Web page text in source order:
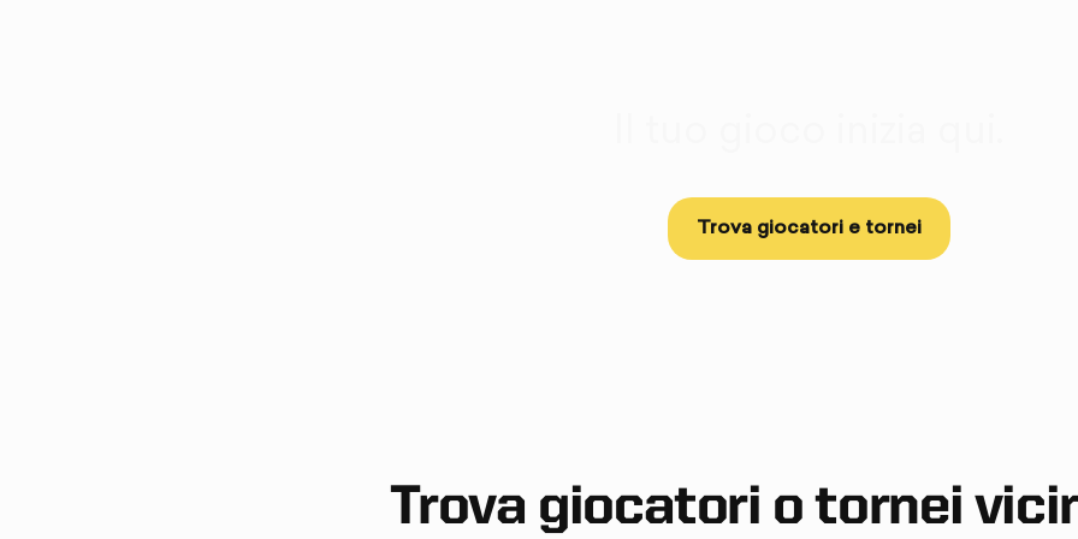
Trova giocatori e tornei
Trova giocatori o tornei